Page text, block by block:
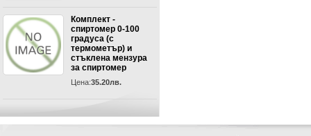
Комплект -
спиртомер 0-100
градуса (с
термометър) и
стъклена мензура
за спиртомер
Цена:35.20лв.